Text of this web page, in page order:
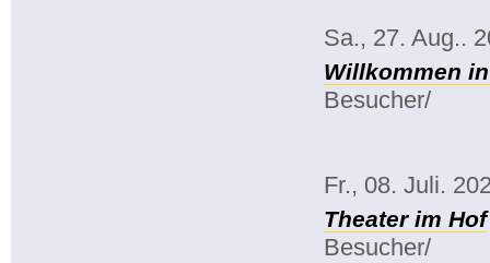
Sa., 27. Aug..
Willkommen
Besucher/
Fr., 08. Juli.
Theater im Hof
Besucher/